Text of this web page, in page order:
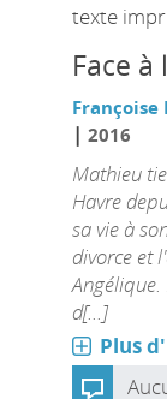
texte
Face à
Françoise
| 2016
Mathieu
Havre
sa vie à
divorce et
d[...]
Plus